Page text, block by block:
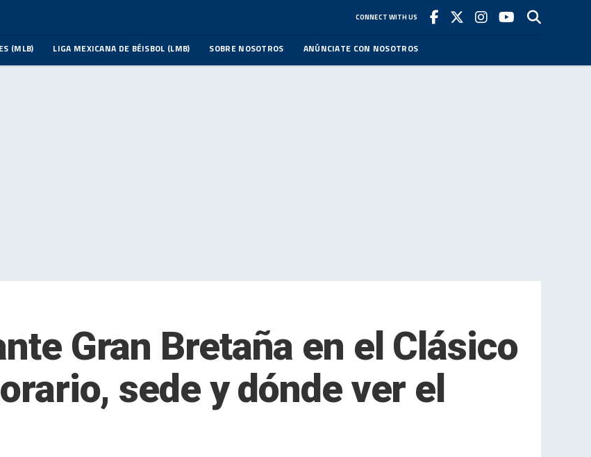
CONNECT WITH US
(MLB) LIGA MEXICANA DE BÉISBOL (LMB) SOBRE NOSOTROS ANÚNCIATE CON NOSOTROS
Gran Bretaña en el Clásico
sede y dónde ver el